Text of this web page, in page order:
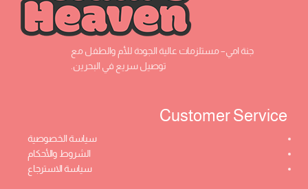
جنة امي– مستلزمات عالية الجودة للأم والطفل مع
توصيل سريع في البحرين.
Customer Service ​
سياسة الخصوصية
الشروط والأحكام
سياسة الاسترجاع